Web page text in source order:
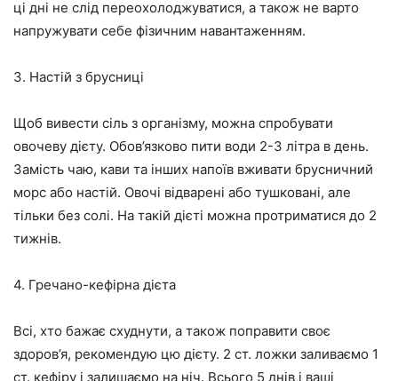
ці дні не слід переохолоджуватися, а також не варто
напружувати себе фізичним навантаженням.
3. Настій з брусниці
Щоб вивести сіль з організму, можна спробувати
овочеву дієту. Обов’язково пити води 2-3 літра в день.
Замість чаю, кави та інших напоїв вживати брусничний
морс або настій. Овочі відварені або тушковані, але
тільки без солі. На такій дієті можна протриматися до 2
тижнів.
4. Гречано-кефірна дієта
Всі, хто бажає схуднути, а також поправити своє
здоров’я, рекомендую цю дієту. 2 ст. ложки заливаємо 1
ст. кефіру і залишаємо на ніч. Всього 5 днів і ваші